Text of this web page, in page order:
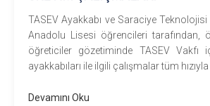
TASEV Ayakkabı ve Saraciye
Anadolu Lisesi öğrencileri tarafından,
öğreticiler gözetiminde TASEV Vakfı
ayakkabıları ile ilgili çalışmalar tüm
Devamını Oku